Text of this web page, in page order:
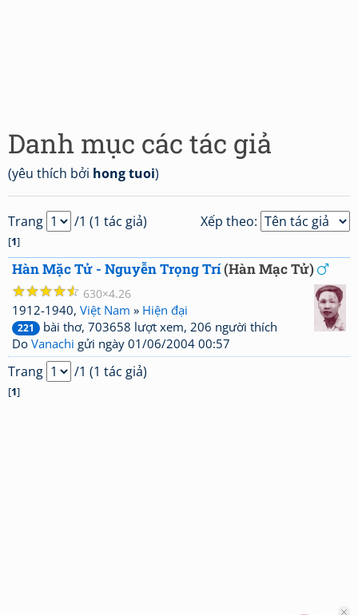
Danh mục các tác giả
(yêu thích bởi hong tuoi)
Xếp theo:
Trang /1 (1 tác giả)
[1]
Hàn Mặc Tử - Nguyễn Trọng Trí(Hàn Mạc Tử)
☆
☆
☆
☆
☆ 630 4.26
1912-1940, Việt Nam » Hiện đại
221
bài thơ, 703658 lượt xem, 206 người thích
Do Vanachi gửi ngày 01/06/2004 00:57
Trang /1 (1 tác giả)
[1]